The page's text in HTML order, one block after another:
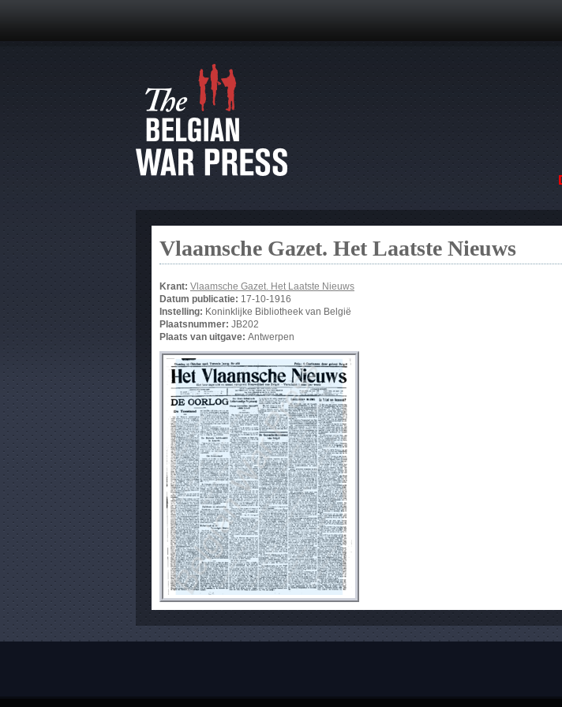
Vlaamsche Gazet. Het Laatste Nieuws
Krant: Vlaamsche Gazet. Het Laatste Nieuws
Datum publicatie: 17-10-1916
Instelling: Koninklijke Bibliotheek van België
Plaatsnummer: JB202
Plaats van uitgave: Antwerpen